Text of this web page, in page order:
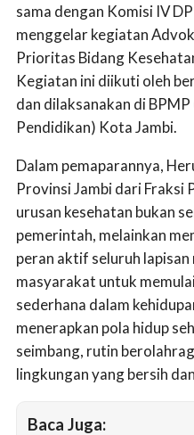
sama dengan Komisi IV
menggelar kegiatan
Prioritas Bidang
Kegiatan ini diikuti oleh
dan dilaksanakan di
Pendidikan) Kota Jambi.
Dalam pemaparannya,
Provinsi Jambi dari Fraksi
urusan kesehatan bukan
pemerintah, melainkan
peran aktif seluruh
masyarakat untuk
sederhana dalam
menerapkan pola hidup
seimbang, rutin
lingkungan yang bersih
Baca Juga: